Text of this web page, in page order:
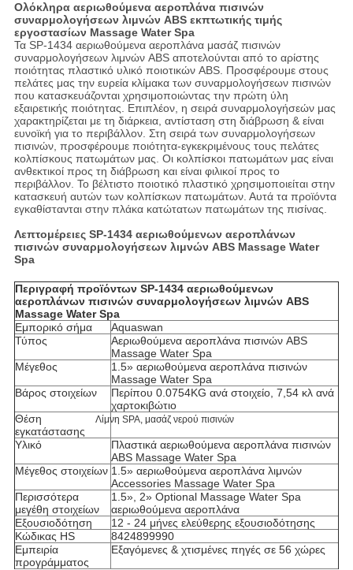
Ολόκληρα αεριωθούμενα αεροπλάνα πισινών
συναρμολογήσεων λιμνών ABS εκπτωτικής τιμής
εργοστασίων Massage Water Spa
Τα SP-1434 αεριωθούμενα αεροπλάνα μασάζ πισινών
συναρμολογήσεων λιμνών ABS αποτελούνται από το αρίστης
ποιότητας πλαστικό υλικό ποιοτικών ABS. Προσφέρουμε στους
πελάτες μας την ευρεία κλίμακα των συναρμολογήσεων πισινών
που κατασκευάζονται χρησιμοποιώντας την πρώτη ύλη
εξαιρετικής ποιότητας. Επιπλέον, η σειρά συναρμολογήσεών μας
χαρακτηρίζεται με τη διάρκεια, αντίσταση στη διάβρωση & είναι
ευνοϊκή για το περιβάλλον. Στη σειρά των συναρμολογήσεων
πισινών, προσφέρουμε ποιότητα-εγκεκριμένους τους πελάτες
κολπίσκους πατωμάτων μας. Οι κολπίσκοι πατωμάτων μας είναι
ανθεκτικοί προς τη διάβρωση και είναι φιλικοί προς το
περιβάλλον. Το βέλτιστο ποιοτικό πλαστικό χρησιμοποιείται στην
κατασκευή αυτών των κολπίσκων πατωμάτων. Αυτά τα προϊόντα
εγκαθίστανται στην πλάκα κατώτατων πατωμάτων της πισίνας.
Λεπτομέρειες SP-1434 αεριωθούμενων αεροπλάνων
πισινών συναρμολογήσεων λιμνών ABS Massage Water
Spa
Περιγραφή προϊόντων SP-1434 αεριωθούμενων
αεροπλάνωνπισινών συναρμολογήσεων λιμνών ABS
Massage Water Spa
Εμπορικό σήμα
Aquaswan
Τύπος
Αεριωθούμενα αεροπλάνα πισινών ABS
Massage Water Spa
Μέγεθος
1.5» αεριωθούμενα αεροπλάνα πισινών
Massage Water Spa
Βάρος στοιχείων
Περίπου 0.0754KG ανά στοιχείο, 7,54 κλ ανά
χαρτοκιβώτιο
Θέση
εγκατάστασης
Λίμνη SPA, μασάζ νερού πισινών
Υλικό Πλαστικά αεριωθούμενα αεροπλάνα πισινών
ABS Massage Water Spa
Μέγεθος στοιχείων 1.5» αεριωθούμενα αεροπλάναλιμνών
Accessories Massage Water Spa
Περισσότερα
μεγέθη στοιχείων
1.5», 2» Optional Massage Water Spa
αεριωθούμενα αεροπλάνα
Εξουσιοδότηση
12 - 24 μήνες ελεύθερης εξουσιοδότησης
Κώδικας HS
8424899990
Εμπειρία
προγράμματος
Εξαγόμενες & χτισμένες πηγές σε 56 χώρες